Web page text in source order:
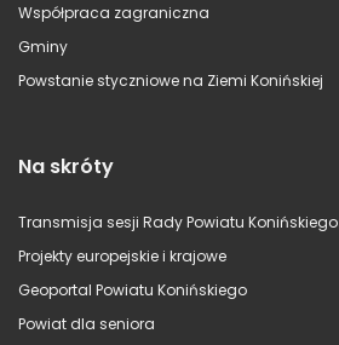
Współpraca zagraniczna
Gminy
Powstanie styczniowe na Ziemi Konińskiej
Na skróty
Transmisja sesji Rady Powiatu Konińskiego
Projekty europejskie i krajowe
Geoportal Powiatu Konińskiego
Powiat dla seniora